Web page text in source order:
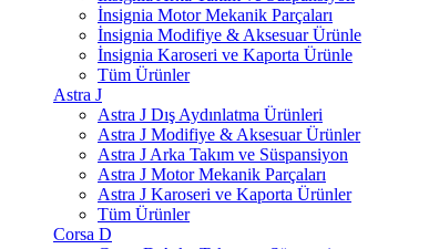
İnsignia Motor Mekanik Parçaları
İnsignia Modifiye & Aksesuar Ürünle
İnsignia Karoseri ve Kaporta Ürünle
Tüm Ürünler
Astra J
Astra J Dış Aydınlatma Ürünleri
Astra J Modifiye & Aksesuar Ürünler
Astra J Arka Takım ve Süspansiyon
Astra J Motor Mekanik Parçaları
Astra J Karoseri ve Kaporta Ürünler
Tüm Ürünler
Corsa D